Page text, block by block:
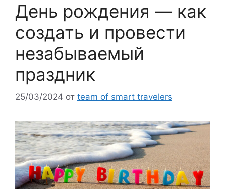
День рождения — как
создать и провести
незабываемый
праздник
25/03/2024 от team of smart travelers